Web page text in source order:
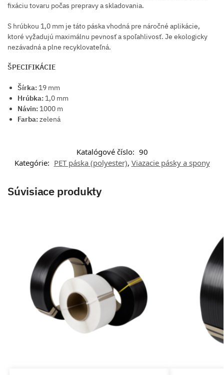
fixáciu tovaru počas prepravy a skladovania.
S hrúbkou 1,0 mm je táto páska vhodná pre náročné aplikácie,
ktoré vyžadujú maximálnu pevnosť a spoľahlivosť. Je ekologicky
nezávadná a plne recyklovateľná.
ŠPECIFIKÁCIE
Šírka: 19 mm
Hrúbka: 1,0 mm
Návin: 1000 m
Farba:zelená
Katalógové číslo: 90
Kategórie: PET páska (polyester), Viazacie pásky a spony
Súvisiace produkty